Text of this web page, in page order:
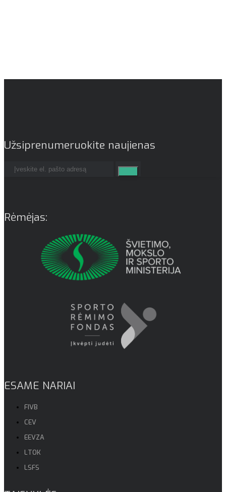
Užsiprenumeruokite naujienas
Rėmėjas:
ESAME NARIAI
FIVB
CEV
EEVZA
LTOK
LSFS